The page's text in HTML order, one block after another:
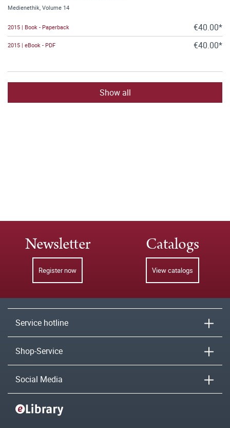
Medienethik, Volume 14
2015 | Book - Paperback €40.00*
2015 | eBook - PDF €40.00*
Show all
Newsletter
Register now
Catalogs
View catalogs
Service hotline
Shop-Service
Social Media